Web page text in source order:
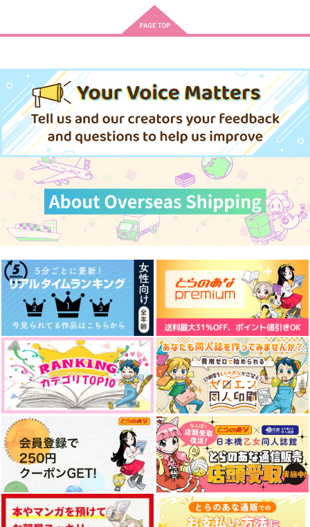
GEMini【オマケ3種
おかゆたべたい
（税込）
サンプル
作品詳細
くに育てちぎ育て
787 円 （税込）
國神錬介×千切豹馬
サンプル
作品詳細
ほのぼの
うなぎピンポンダッシ
ュ
629円（税込）
サンプル
作品詳細
Dangerously Sweet
Boyfriend
すしやき
787円 （税込）
フロイド×女監督生
もっと！ちいさいやつ
とでっかいやつ
CCLaT
787円 （税込）
OUR 1st VACATION
SDC
1,000円（税込）
オールキャラ
っ！
土曜日のキャラメル
専売 629円（税込）
Fate/Grand Order
坂本龍馬×岡田以蔵
サンプル
カート
Spicy Sweets!
専売 787円（税込）
坂本龍馬×岡田以蔵
サンプル